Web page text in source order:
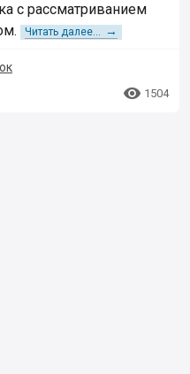
с рассматриванием
Читать далее... →
 1504